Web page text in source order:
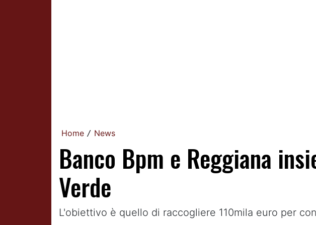
Home / News
Banco Bpm e Reggiana
Verde
L'obiettivo è quello di raccogliere 110mila euro per